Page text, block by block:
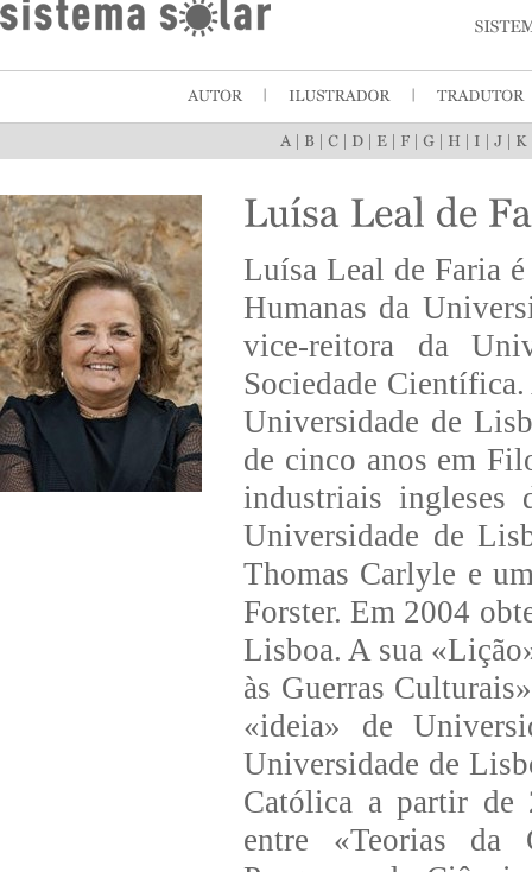
Luísa Leal de Faria
Humanas da
vice-reitora da
Sociedade
Universidade de
de cinco anos em
industriais ingleses
Universidade de
Thomas Carlyle e
Forster. Em 2004
Lisboa. A sua
às Guerras
«ideia» de
Universidade de
Católica a partir de
entre «Teorias da